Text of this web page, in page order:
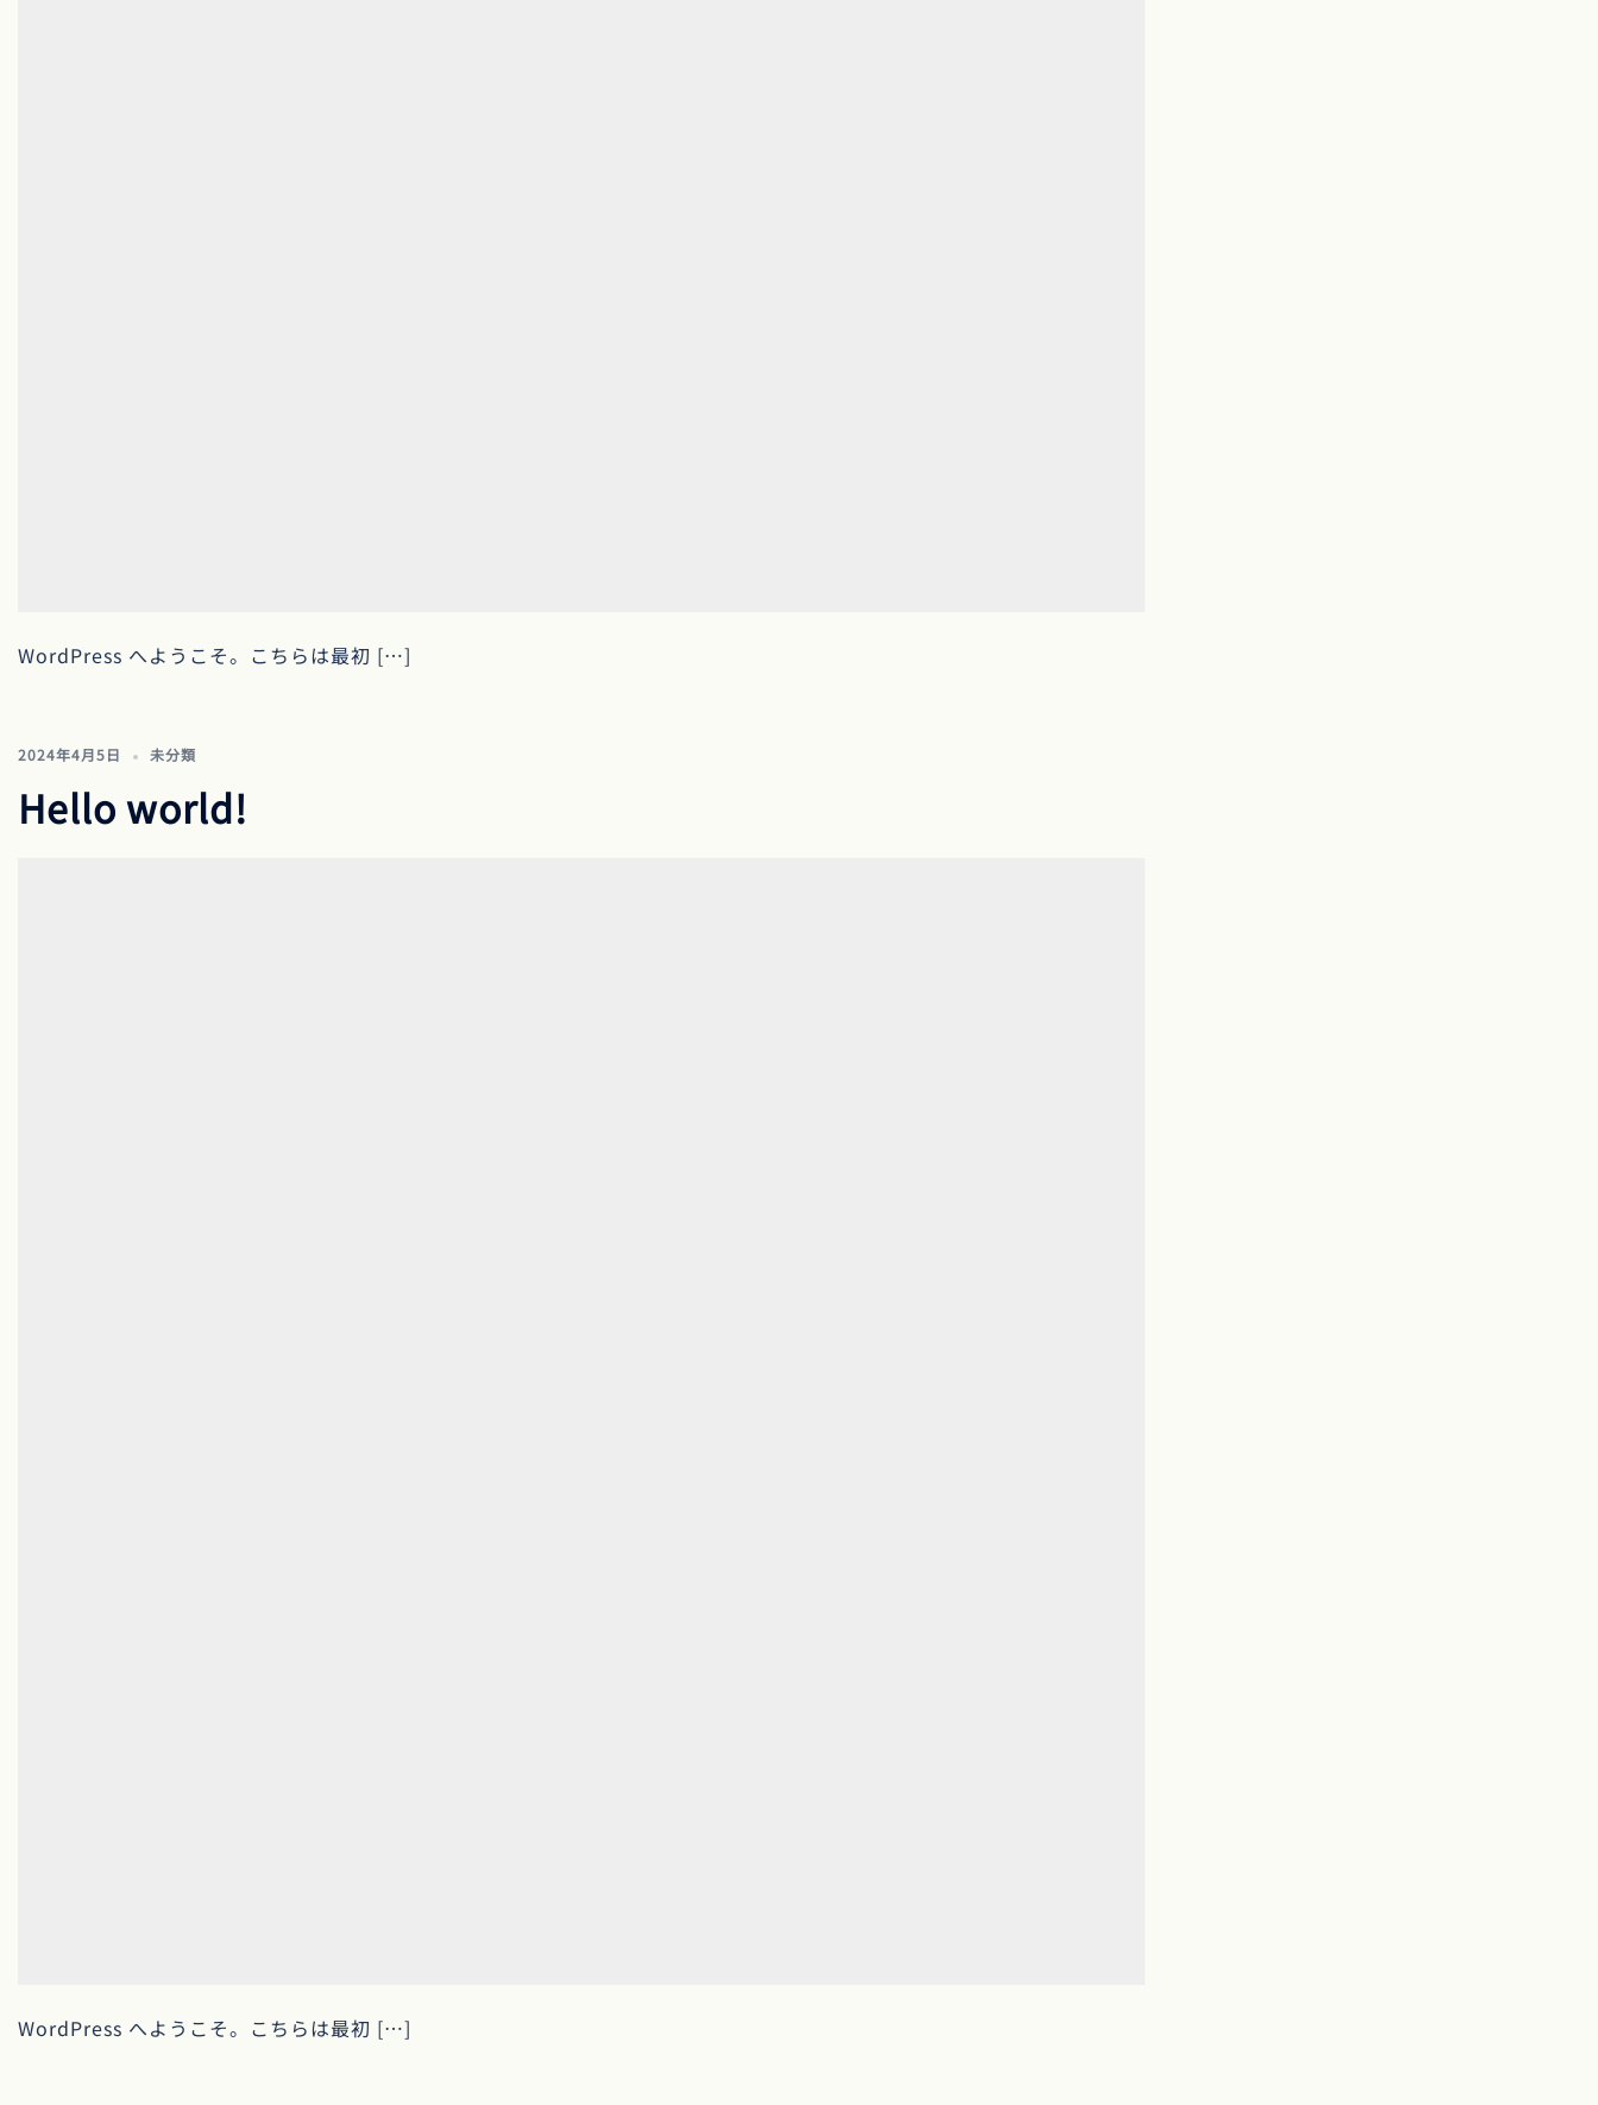
WordPress へようこそ。こちらは最初 […]
2024年4月5日 未分類
Hello world!
WordPress へようこそ。こちらは最初 […]